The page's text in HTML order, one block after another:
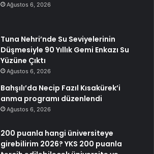
Ağustos 6, 2026
Tuna Nehri’nde Su Seviyelerinin
Düşmesiyle 90 Yıllık Gemi Enkazı Su
Yüzüne Çıktı
Ağustos 6, 2026
Bahşılı’da Necip Fazıl Kısakürek’i
anma programı düzenlendi
Ağustos 6, 2026
200 puanla hangi üniversiteye
girebilirim 2026? YKS 200 puanla